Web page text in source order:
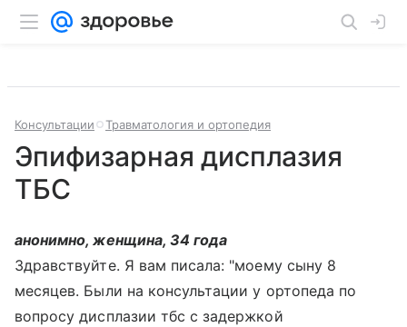
Консультации Травматология и ортопедия
Эпифизарная дисплазия
ТБС
анонимно, женщина, 34 года
Здравствуйте. Я вам писала: "моему сыну 8
месяцев. Были на консультации у ортопеда по
вопросу дисплазии тбс с задержкой